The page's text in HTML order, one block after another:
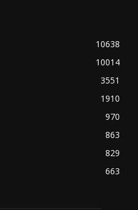
10638
10014
3551
1910
970
863
829
663